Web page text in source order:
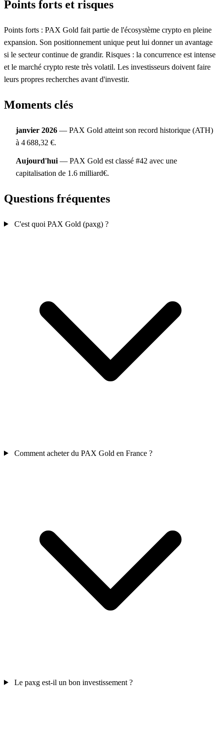
Points forts et risques
Points forts : PAX Gold fait partie de l'écosystème crypto en pleine
expansion. Son positionnement unique peut lui donner un avantage
si le secteur continue de grandir. Risques : la concurrence est intense
et le marché crypto reste très volatil. Les investisseurs doivent faire
leurs propres recherches avant d'investir.
Moments clés
janvier 2026 — PAX Gold atteint son record historique (ATH)
à 4 688,32 €.
Aujourd'hui — PAX Gold est classé #42 avec une
capitalisation de 1.6 milliard€.
Questions fréquentes
C'est quoi PAX Gold (paxg) ?
Comment acheter du PAX Gold en France ?
Le paxg est-il un bon investissement ?